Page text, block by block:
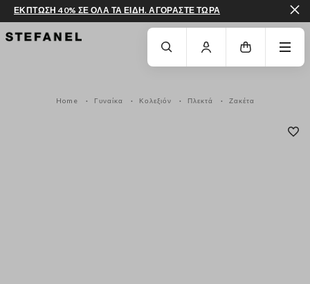
ΜΕΤΆΒΑΣΗ ΣΤΟ ΚΎΡΙΟ ΠΕΡΙΕΧΌΜΕΝΟΚΑΤΕΒΕΊΤΕ ΣΤΟ ΚΆΤΩ ΜΈΡΟΣ
ΕΚΠΤΩΣΗ 40% ΣΕ ΟΛΑ ΤΑ ΕΙΔΗ. ΑΓΟΡΑΣΤΕ ΤΩΡΑ
Home Γυναίκα Κολεξιόν Πλεκτά Ζακέτα